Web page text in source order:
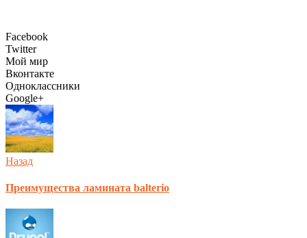
Facebook
Twitter
Мой мир
Вконтакте
Одноклассники
Google+
Назад
Преимущества ламината balterio